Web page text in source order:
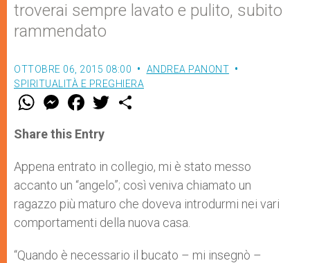
troverai sempre lavato e pulito, subito
rammendato
OTTOBRE 06, 2015 08:00
ANDREA PANONT
SPIRITUALITÀ E PREGHIERA
W
t
s
p
p
M
e
s
e
g
e
r
F
a
e
b
o
k
w
r
Share this Entry
Appena entrato in collegio, mi è stato messo
accanto un “angelo”; così veniva chiamato un
ragazzo più maturo che doveva introdurmi nei vari
comportamenti della nuova casa.
“Quando è necessario il bucato – mi insegnò –